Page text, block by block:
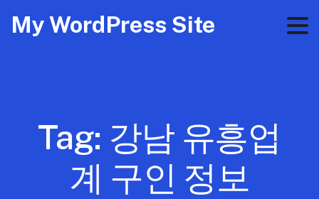
My WordPress Site
Tag: 강남 유흥업
계 구인 정보